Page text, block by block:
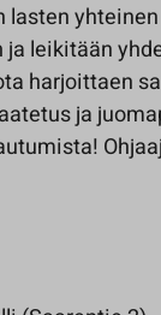
lasten
leikitään
harjoittaen
ja